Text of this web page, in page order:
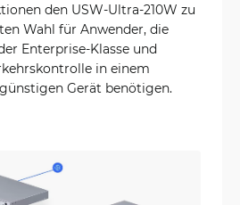
den USW-Ultra-210W zu
Wahl für Anwender, die
Enterprise-Klasse und
in einem
Gerät benötigen.